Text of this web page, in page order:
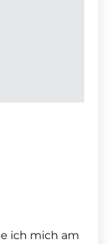
ich mich am